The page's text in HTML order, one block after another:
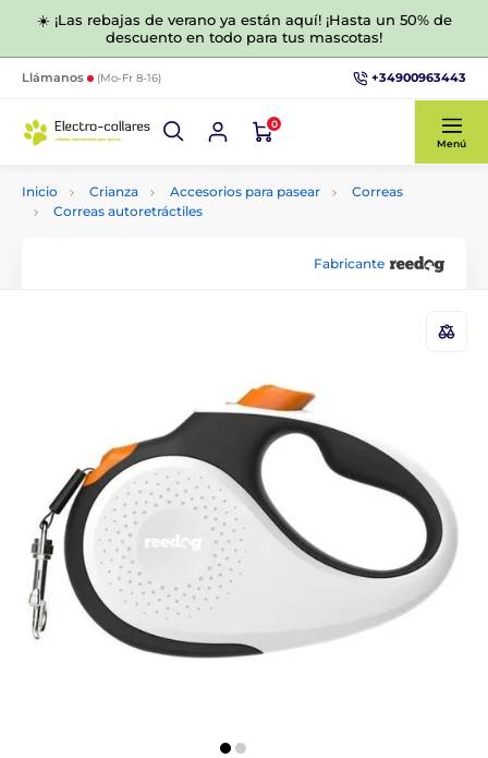
☀️ ¡Las rebajas de verano ya están aquí! ¡Hasta un 50% de
descuento en todo para tus mascotas!
Llámanos (Mo-Fr 8-16) +34900963443
0
Menú
Inicio Crianza Accesorios para pasear
Correas
Correas autoretráctiles
Fabricante